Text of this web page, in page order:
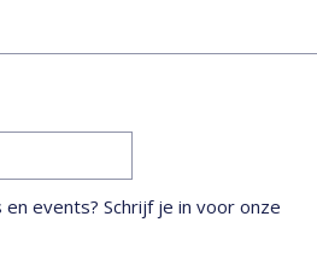
events? Schrijf je in voor onze